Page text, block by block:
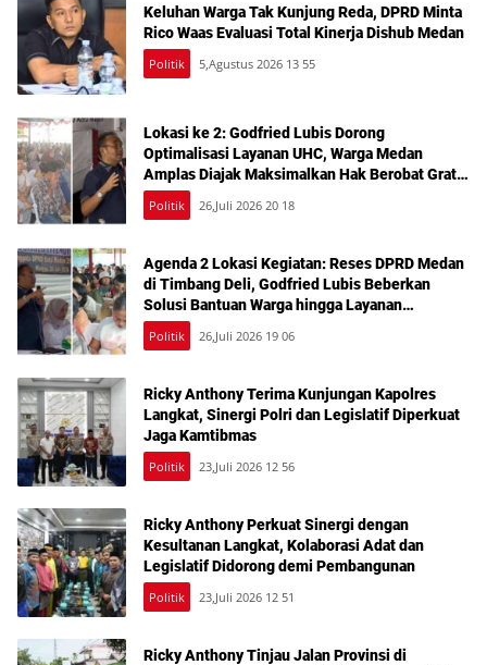
Keluhan Warga Tak Kunjung Reda, DPRD Minta
Rico Waas Evaluasi Total Kinerja Dishub Medan
Politik 5,Agustus 2026 13 55
Lokasi ke 2: Godfried Lubis Dorong
Optimalisasi Layanan UHC, Warga Medan
Amplas Diajak Maksimalkan Hak Berobat Gratis
Bermodal KTP
Politik 26,Juli 2026 20 18
Agenda 2 Lokasi Kegiatan: Reses DPRD Medan
di Timbang Deli, Godfried Lubis Beberkan
Solusi Bantuan Warga hingga Layanan
Kesehatan Gratis
Politik 26,Juli 2026 19 06
Ricky Anthony Terima Kunjungan Kapolres
Langkat, Sinergi Polri dan Legislatif Diperkuat
Jaga Kamtibmas
Politik 23,Juli 2026 12 56
Ricky Anthony Perkuat Sinergi dengan
Kesultanan Langkat, Kolaborasi Adat dan
Legislatif Didorong demi Pembangunan
Politik 23,Juli 2026 12 51
Ricky Anthony Tinjau Jalan Provinsi di